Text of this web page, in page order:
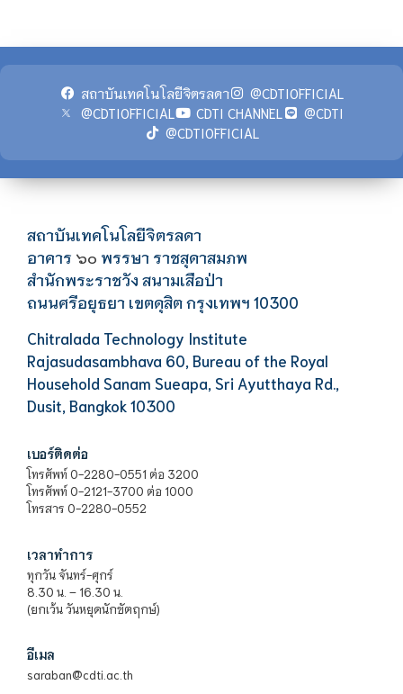
สถาบันเทคโนโลยีจิตรลดา
@CDTIOFFICIAL
@CDTIOFFICIAL
CDTI CHANNEL
@CDTI
@CDTIOFFICIAL
สถาบันเทคโนโลยีจิตรลดา
อาคาร ๖๐ พรรษา ราชสุดาสมภพ
สำนักพระราชวัง สนามเสือป่า
ถนนศรีอยุธยา เขตดุสิต กรุงเทพฯ 10300
Chitralada Technology Institute
Rajasudasambhava 60, Bureau of the Royal
Household Sanam Sueapa, Sri Ayutthaya Rd.,
Dusit, Bangkok 10300
เบอร์ติดต่อ
โทรศัพท์ 0-2280-0551 ต่อ 3200
โทรศัพท์ 0-2121-3700 ต่อ 1000
โทรสาร 0-2280-0552
เวลาทำการ
ทุกวัน จันทร์-ศุกร์
8.30 น. – 16.30 น.
(ยกเว้น วันหยุดนักขัตฤกษ์)
อีเมล
saraban@cdti.ac.th